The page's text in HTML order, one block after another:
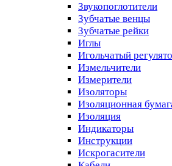
Звукопоглотители
Зубчатые венцы
Зубчатые рейки
Иглы
Игольчатый
Измельчители
Измерители
Изоляторы
Изоляционная
Изоляция
Индикаторы
Инструкции
Искрогасители